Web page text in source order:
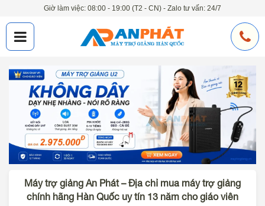
Giờ làm việc: 08:00 - 19:00 (T2 - CN) - Zalo tư vấn: 24/7
Máy trợ giảng An Phát – Địa chỉ mua máy trợ giảng
chính hãng Hàn Quốc uy tín 13 năm cho giáo viên